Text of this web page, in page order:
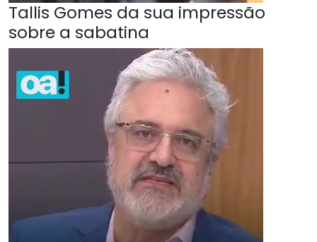
Tallis Gomes da sua impressão
sobre a sabatina